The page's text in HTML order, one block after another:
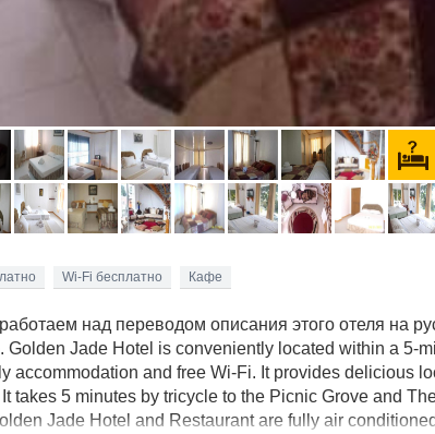
Wi-Fi бесплатно Кафе
над переводом описания этого отеля на
Golden Jade Hotel is conveniently located within a 5-
accommodation and free Wi-Fi. It provides delicious
takes 5 minutes by tricycle to the Picnic Grove and
Jade Hotel and Restaurant are fully air